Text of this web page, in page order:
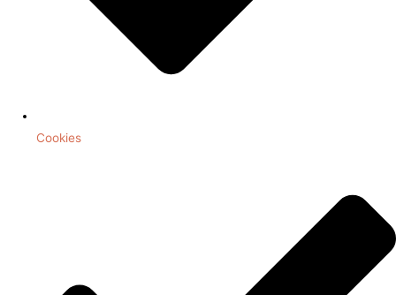
Cookies